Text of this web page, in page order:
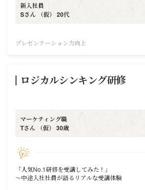
新入社員
Sさん （仮） 20代
プレゼンテーション力向上
ロジカルシンキング研修
マーケティング職
Tさん （仮） 30歳
「人気No.1研修を受講してみた！」
～中途入社社員が語るリアルな受講体験